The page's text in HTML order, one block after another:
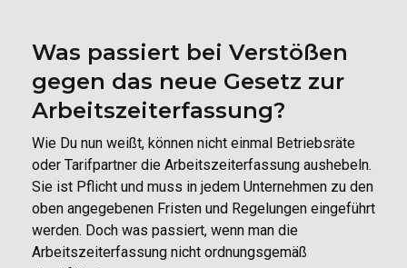
Was passiert bei Verstößen
gegen das neue Gesetz zur
Arbeitszeiterfassung?
Wie Du nun weißt, können nicht einmal Betriebsräte
oder Tarifpartner die Arbeitszeiterfassung aushebeln.
Sie ist Pflicht und muss in jedem Unternehmen zu den
oben angegebenen Fristen und Regelungen eingeführt
werden. Doch was passiert, wenn man die
Arbeitszeiterfassung nicht ordnungsgemäß